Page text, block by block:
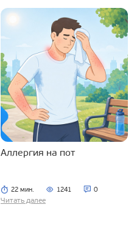
Аллергия на пот
22 мин. 1241 0
Читать далее